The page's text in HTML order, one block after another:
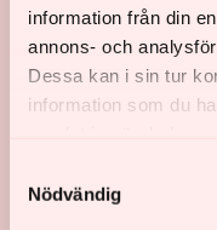
information från din
annons- och
Dessa kan i sin tur
information som du
Nödvändig
Om du blir antagen
assistent som finns
Boende, mat och
din assistent.
assistent.